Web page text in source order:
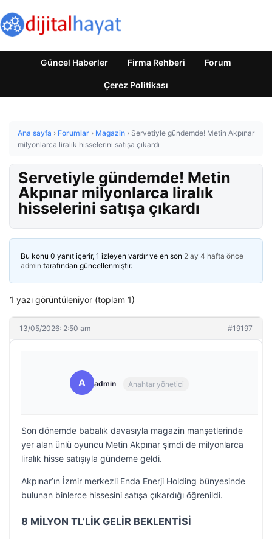
Güncel Haberler Firma Rehberi Forum
Çerez Politikası
Ana sayfa › Forumlar › Magazin › Servetiyle gündemde! Metin Akpınar
milyonlarca liralık hisselerini satışa çıkardı
Servetiyle gündemde! Metin
Akpınar milyonlarca liralık
hisselerini satışa çıkardı
Bu konu 0 yanıt içerir, 1 izleyen vardır ve en son 2 ay 4 hafta önce
admin tarafından güncellenmiştir.
1 yazı görüntüleniyor (toplam 1)
13/05/2026: 2:50 am #19197
A admin Anahtar yönetici
Son dönemde babalık davasıyla magazin manşetlerinde
yer alan ünlü oyuncu Metin Akpınar şimdi de milyonlarca
liralık hisse satışıyla gündeme geldi.
Akpınar’ın İzmir merkezli Enda Enerji Holding bünyesinde
bulunan binlerce hissesini satışa çıkardığı öğrenildi.
8 MİLYON TL’LİK GELİR BEKLENTİSİ